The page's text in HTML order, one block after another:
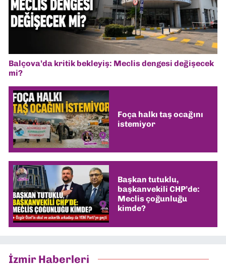
Balçova’da kritik bekleyiş: Meclis dengesi değişecek
mi?
Foça halkı taş ocağını
istemiyor
Başkan tutuklu,
başkanvekili CHP’de:
Meclis çoğunluğu
kimde?
İzmir Haberleri